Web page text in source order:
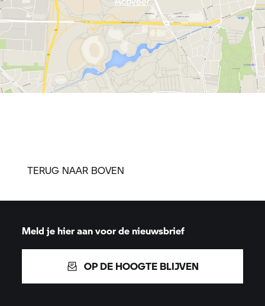
TERUG NAAR BOVEN
Meld je hier aan voor de nieuwsbrief
OP DE HOOGTE BLIJVEN